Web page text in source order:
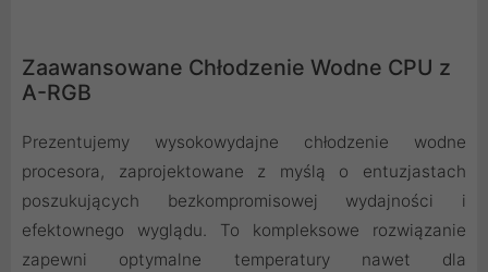
Zaawansowane Chłodzenie Wodne CPU z
A-RGB
Prezentujemy wysokowydajne chłodzenie wodne
procesora, zaprojektowane z myślą o entuzjastach
poszukujących bezkompromisowej wydajności i
efektownego wyglądu. To kompleksowe rozwiązanie
zapewni optymalne temperatury nawet dla